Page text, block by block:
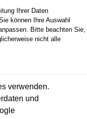
selbst.
Ihrer Daten
können Ihre Auswahl
Bitte beachten Sie,
nicht alle
verwenden.
und